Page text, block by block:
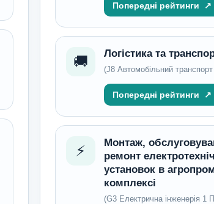
Попередні рейтинги ↗
🚚 Логістика та
(J8 Автомобільний
Попередні рейтинги ↗
⚡
Монтаж,
ремонт
установок в
комплексі
(G3 Електрична інженерія 1